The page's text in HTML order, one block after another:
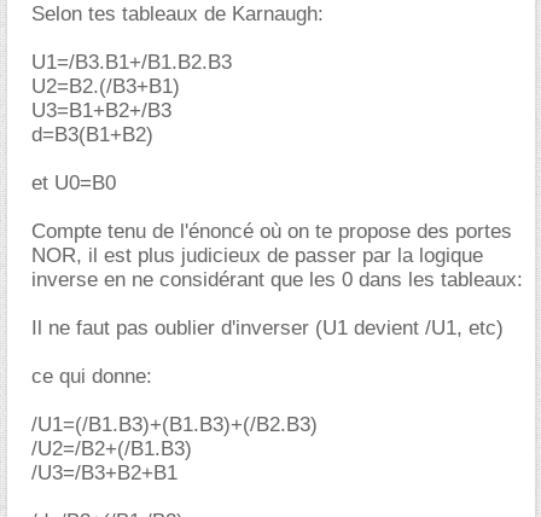
Selon tes tableaux de Karnaugh:
U1=/B3.B1+/B1.B2.B3
U2=B2.(/B3+B1)
U3=B1+B2+/B3
d=B3(B1+B2)
et U0=B0
Compte tenu de l'énoncé où on te propose des portes
NOR, il est plus judicieux de passer par la logique
inverse en ne considérant que les 0 dans les tableaux:
Il ne faut pas oublier d'inverser (U1 devient /U1, etc)
ce qui donne:
/U1=(/B1.B3)+(B1.B3)+(/B2.B3)
/U2=/B2+(/B1.B3)
/U3=/B3+B2+B1